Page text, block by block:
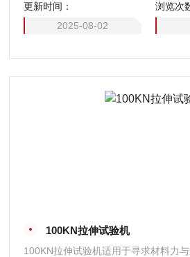
更新时间：
2025-08-02
浏览次
100KN拉伸试验机
100KN拉伸试验机适用于寻求材料力